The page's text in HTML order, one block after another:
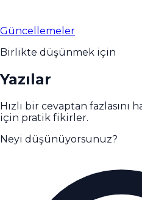
Güncellemeler
Birlikte düşünmek için
Yazılar
Hızlı bir cevaptan fazlasını
için pratik fikirler.
Neyi düşünüyorsunuz?